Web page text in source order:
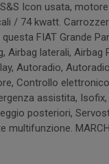
Icon usata,
/ 74 kwatt.
FIAT Grande
Airbag laterali, Airbag
Autoradio,
Controllo
assistita,
posteriori,
multifunzione.